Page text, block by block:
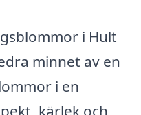
i Hult
minnet av en
i en
kärlek och